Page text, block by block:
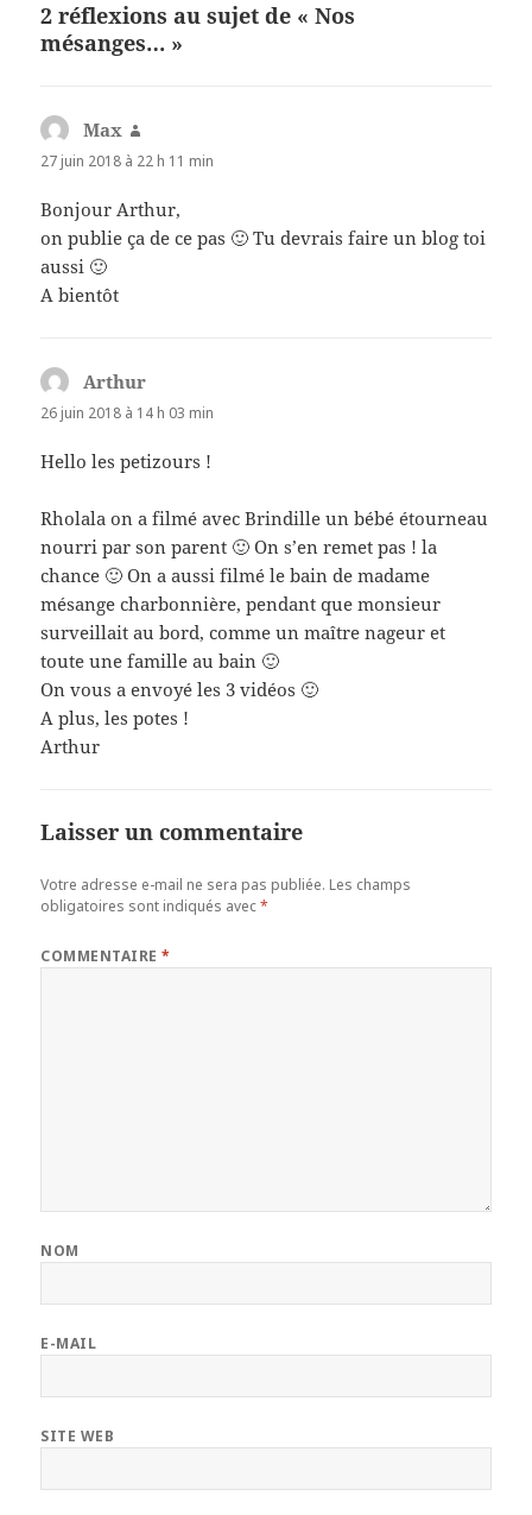
2 réflexions au sujet de « Nos
mésanges… »
Max
27 juin 2018 à 22 h 11 min
Bonjour Arthur,
on publie ça de ce pas 🙂 Tu devrais faire un blog toi
aussi 🙂
A bientôt
Arthur
26 juin 2018 à 14 h 03 min
Hello les petizours !
Rholala on a filmé avec Brindille un bébé étourneau
nourri par son parent 🙂 On s’en remet pas ! la
chance 🙂 On a aussi filmé le bain de madame
mésange charbonnière, pendant que monsieur
surveillait au bord, comme un maître nageur et
toute une famille au bain 🙂
On vous a envoyé les 3 vidéos 🙂
A plus, les potes !
Arthur
Laisser un commentaire
Votre adresse e-mail ne sera pas publiée. Les champs
obligatoires sont indiqués avec*
COMMENTAIRE*
NOM
E-MAIL
SITE WEB